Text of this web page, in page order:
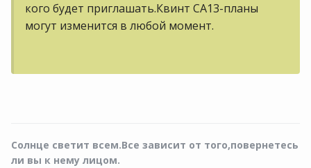
кого будет приглашать.Квинт СА13-планы
могут изменится в любой момент.
Солнце светит всем.Все зависит от того,повернетесь
ли вы к нему лицом.